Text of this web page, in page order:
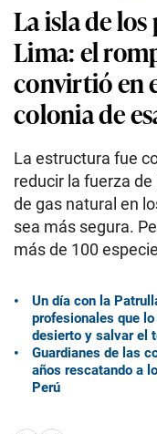
La isla de
Lima: el
convirtió en
colonia de
La estructura fue
reducir la fuerza
de gas natural en
sea más segura.
más de 100
Un día con la
profesionales que
desierto y salvar el
Guardianes de las
años rescatando a
Perú